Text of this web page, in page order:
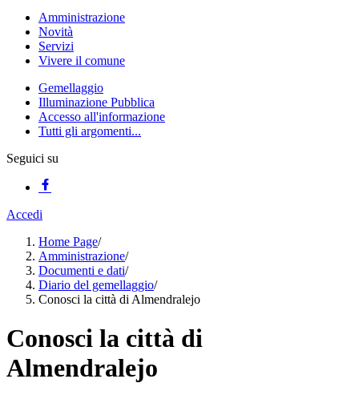
Amministrazione
Novità
Servizi
Vivere il comune
Gemellaggio
Illuminazione Pubblica
Accesso all'informazione
Tutti gli argomenti...
Seguici su
Accedi
Home Page/
Amministrazione/
Documenti e dati/
Diario del gemellaggio/
Conosci la città di Almendralejo
Conosci la città di
Almendralejo